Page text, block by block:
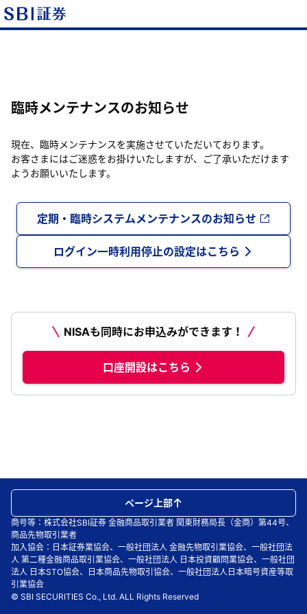
臨時メンテナンスのお知らせ
現在、臨時メンテナンスを実施させていただいております。
お客さまにはご迷惑をお掛けいたしますが、ご了承いただけます
ようお願いいたします。
定期・臨時システムメンテナンスのお知らせ
ログイン一時利用停止の設定はこちら
NISAも同時にお申込みができます！
口座開設はこちら
商号等：株式会社SBI証券 金融商品取引業者 関東財務局長（金商）第44号、
商品先物取引業者
加入協会：日本証券業協会、一般社団法人 金融先物取引業協会、一般社団法
人 第二種金融商品取引業協会、一般社団法人 日本投資顧問業協会、一般社団
法人 日本STO協会、日本商品先物取引協会、一般社団法人日本暗号資産等取
引業協会
© SBI SECURITIES Co., Ltd. ALL Rights Reserved
ページ上部